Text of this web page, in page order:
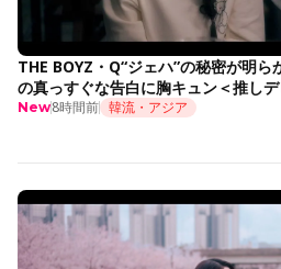
THE BOYZ・Q“ジェハ”の秘密が明
の真っすぐな告白に胸キュン＜推しデ
New8時間前 韓流・アジア